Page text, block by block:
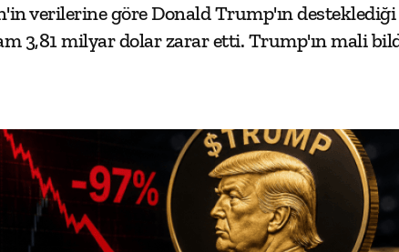
verilerine göre Donald Trump'ın
3,81 milyar dolar zarar etti. Trump'ın mali